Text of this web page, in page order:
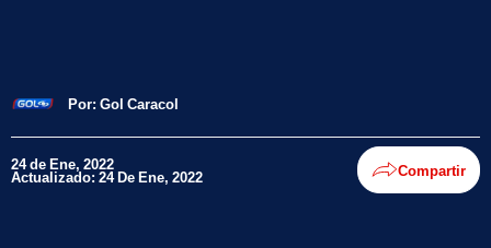
Por: Gol Caracol
24 de Ene, 2022
Actualizado: 24 De Ene, 2022 Compartir